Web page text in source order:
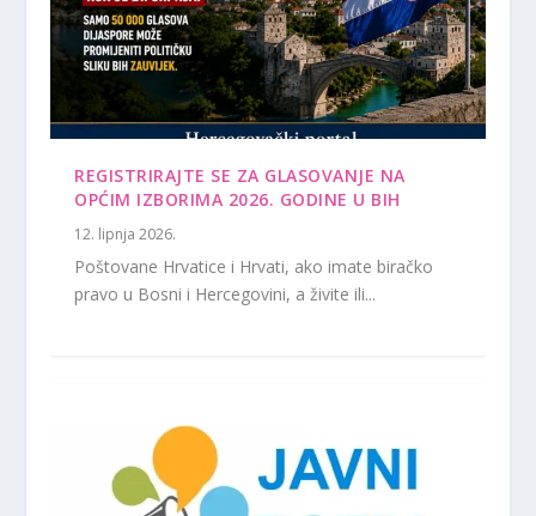
REGISTRIRAJTE SE ZA GLASOVANJE NA
OPĆIM IZBORIMA 2026. GODINE U BIH
12. lipnja 2026.
Poštovane Hrvatice i Hrvati, ako imate biračko
pravo u Bosni i Hercegovini, a živite ili...